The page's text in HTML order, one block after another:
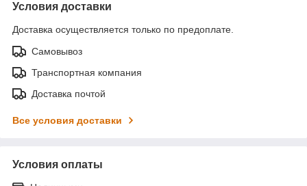
Условия доставки
Доставка осуществляется только по предоплате.
Самовывоз
Транспортная компания
Доставка почтой
Все условия доставки
Условия оплаты